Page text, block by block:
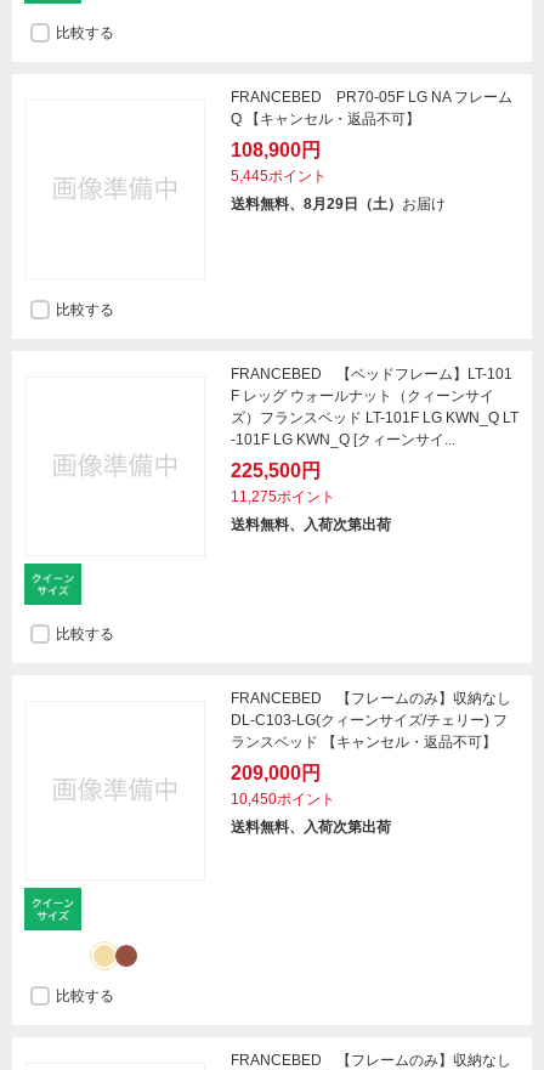
比較する
FRANCEBED PR70-05F LG NA フレーム
Q 【キャンセル・返品不可】
108,900円
5,445ポイント
送料無料、8月29日（土） お届け
比較する
FRANCEBED 【ベッドフレーム】LT-101
F レッグ ウォールナット（クィーンサイ
ズ）フランスベッド LT-101F LG KWN_Q LT
-101F LG KWN_Q [クィーンサイ...
225,500円
11,275ポイント
送料無料、入荷次第出荷
比較する
FRANCEBED 【フレームのみ】収納なし
DL-C103-LG(クィーンサイズ/チェリー) フ
ランスベッド 【キャンセル・返品不可】
209,000円
10,450ポイント
送料無料、入荷次第出荷
比較する
FRANCEBED 【フレームのみ】収納なし